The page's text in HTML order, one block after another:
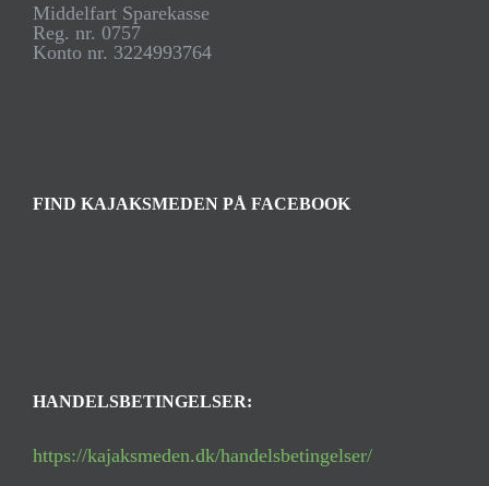
Middelfart Sparekasse
Reg. nr. 0757
Konto nr. 3224993764
FIND KAJAKSMEDEN PÅ FACEBOOK
HANDELSBETINGELSER:
https://kajaksmeden.dk/handelsbetingelser/